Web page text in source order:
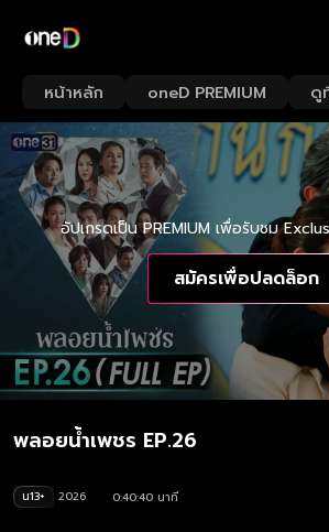
หน้าหลัก oneD PREMIUM ดู
อัปเกรดเป็น PREMIUM เพื่อรับชม
สมัครเพื่อปลดล็อก
พลอยน้ำเพชร EP.26
น13+ 2026
0:40:40 นาที